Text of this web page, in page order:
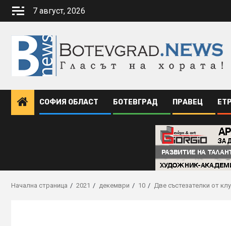
Skip
7 август, 2026
СОФИЯ ОБЛАСТ БОТЕВГРАД ПРАВЕЦ
Начална страница 2021 декември 10 Две състезателки от